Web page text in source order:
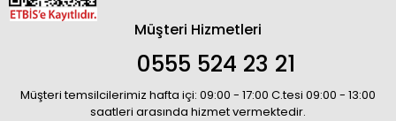
Müşteri Hizmetleri
0555 524 23 21
Müşteri temsilcilerimiz hafta içi: 09:00 - 17:00 C.tesi 09:00 - 13:00
saatleri arasında hizmet vermektedir.